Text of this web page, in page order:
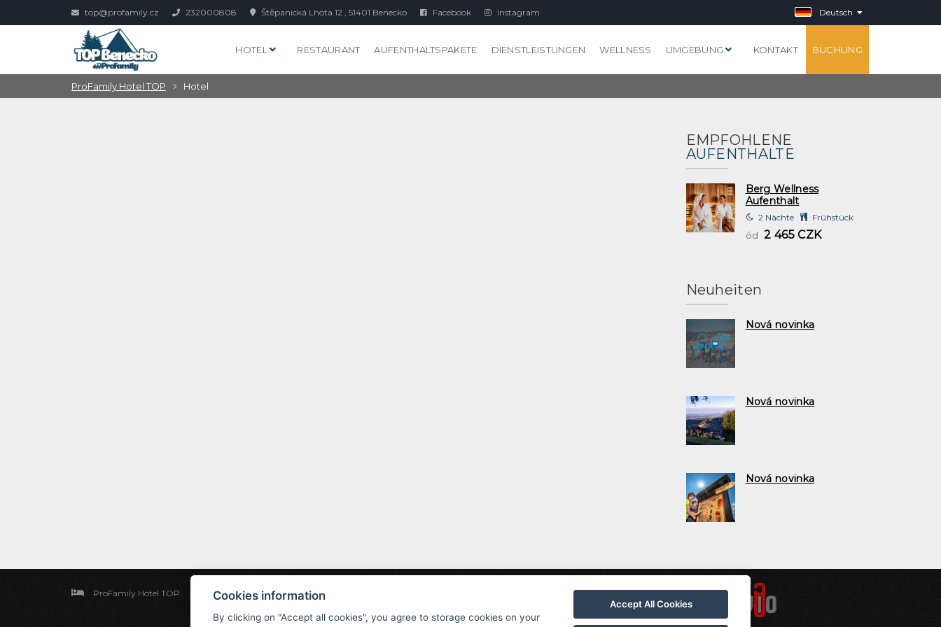
top@profamily.cz 232000808 Štěpanická Lhota 12 , 51401 Benecko Facebook Instagram Deutsch
HOTEL RESTAURANT AUFENTHALTSPAKETE DIENSTLEISTUNGEN WELLNESS UMGEBUNG KONTAKT BUCHUNG
ProFamily Hotel TOP Hotel
EMPFOHLENE
AUFENTHALTE
Berg Wellness
Aufenthalt
2 Nächte Frühstück
ód 2 465 CZK
Neuheiten
Nová novinka
Nová novinka
Nová novinka
ProFamily Hotel TOP Štěpanická Lhota 12, 514 01 Benecko
Cookies information
By clicking on "Accept all cookies", you agree to storage cookies on your
Accept All Cookies